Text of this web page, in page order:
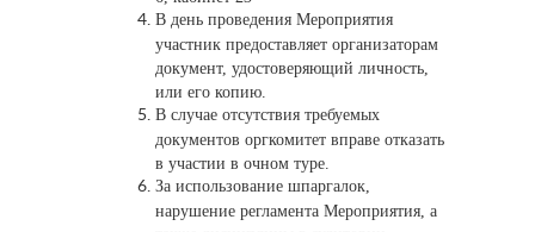
В день проведения Мероприятия
участник предоставляет организаторам
документ, удостоверяющий личность,
или его копию.
В случае отсутствия требуемых
документов оргкомитет вправе отказать
в участии в очном туре.
За использование шпаргалок,
нарушение регламента Мероприятия, а